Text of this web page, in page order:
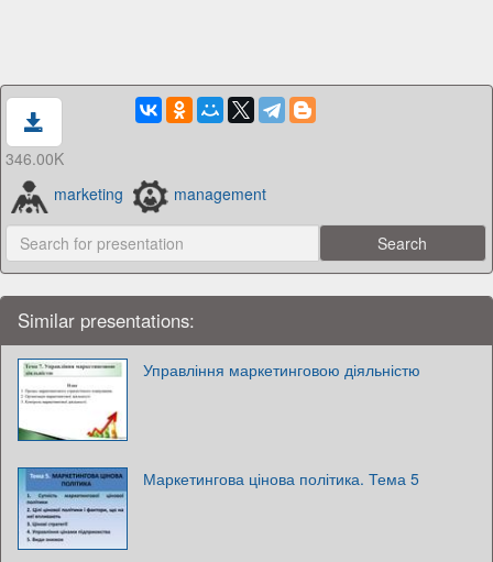
346.00K
marketing
management
Similar presentations:
Управління маркетинговою діяльністю
Маркетингова цінова політика. Тема 5